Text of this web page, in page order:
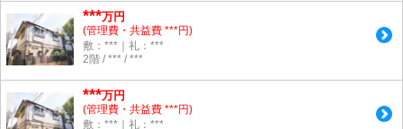
***万円
(管理費・共益費 ***円)
敷：***｜礼：***
2階 / *** / ***
***万円
(管理費・共益費 ***円)
敷：***｜礼：***